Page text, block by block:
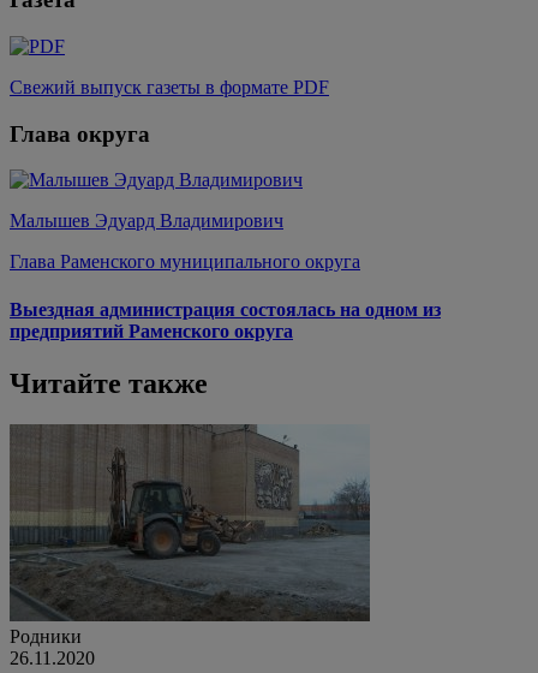
Свежий выпуск газеты в формате PDF
Глава округа
Малышев Эдуард Владимирович
Глава Раменского муниципального округа
Выездная администрация состоялась на одном из
предприятий Раменского округа
Читайте также
Родники
26.11.2020